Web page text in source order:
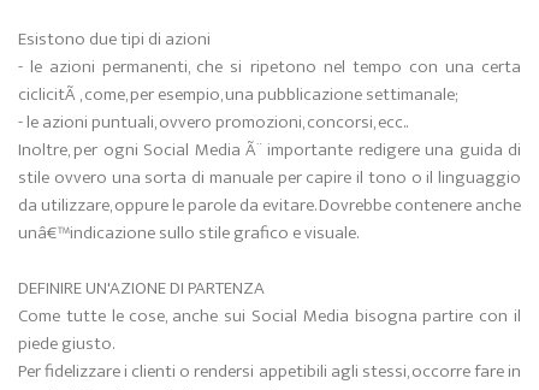
Esistono due tipi di azioni
- le azioni permanenti, che si ripetono nel tempo con una certa
ciclicitÃ , come, per esempio, una pubblicazione settimanale;
- le azioni puntuali, ovvero promozioni, concorsi, ecc..
Inoltre, per ogni Social Media Ã¨ importante redigere una guida di
stile ovvero una sorta di manuale per capire il tono o il linguaggio
da utilizzare, oppure le parole da evitare. Dovrebbe contenere anche
unâ€™indicazione sullo stile grafico e visuale.
DEFINIRE UN'AZIONE DI PARTENZA
Come tutte le cose, anche sui Social Media bisogna partire con il
piede giusto.
Per fidelizzare i clienti o rendersi appetibili agli stessi, occorre fare in